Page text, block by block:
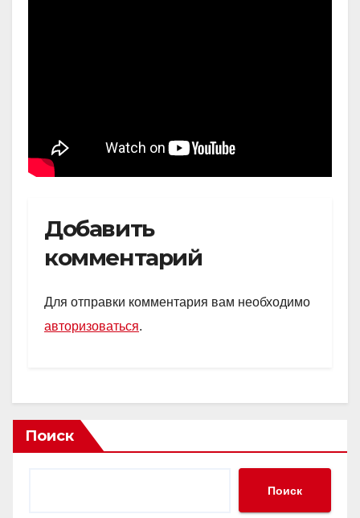
Добавить
комментарий
Для отправки комментария вам необходимо
авторизоваться.
Поиск
Поиск